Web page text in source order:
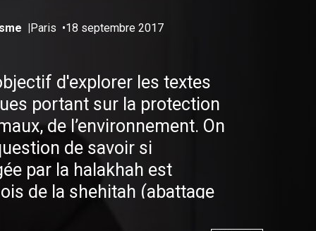
Paris 18 septembre 2017
d'explorer les textes
portant sur la protection
de l’environnement. On
de savoir si
par la halakhah est
de la shehitah (abattage